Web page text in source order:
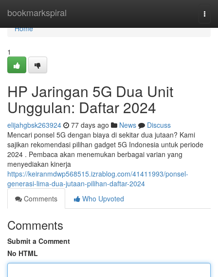
bookmarkspiral
Home
Home
1
HP Jaringan 5G Dua Unit
Unggulan: Daftar 2024
elijahgbsk263924 77 days ago News
Discuss
Mencari ponsel 5G dengan biaya di sekitar dua jutaan? Kami
sajikan rekomendasi pilihan gadget 5G Indonesia untuk periode
2024 . Pembaca akan menemukan berbagai varian yang
menyediakan kinerja
https://keiranmdwp568515.izrablog.com/41411993/ponsel-
generasi-lima-dua-jutaan-pilihan-daftar-2024
Comments
Who Upvoted
Comments
Submit a Comment
No HTML